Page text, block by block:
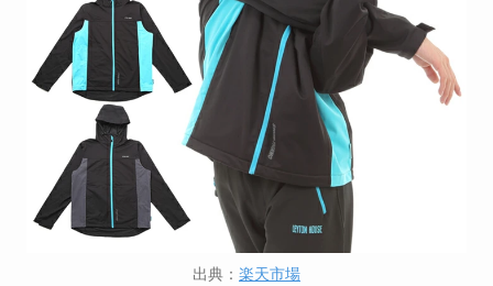
出典： 楽天市場